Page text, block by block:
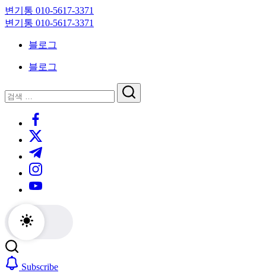
Skip
to
content
변기통 010-5617-3371
변
대
기
변기통 010-5617-3371
크
대
기
블로그
블로그
닫
기
검
검
https://www.facebook.com/
https://twitter.com/
https://t.me/
https://www.instagram.com/
https://youtube.com/
Subscribe